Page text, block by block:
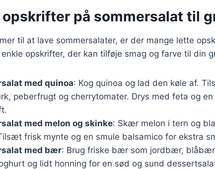
på sommersalat til
til at lave sommersalater, er der mange lette
opskrifter, der kan tilføje smag og farve til din
med quinoa: Kog quinoa og lad den køle af.
peberfrugt og cherrytomater. Drys med feta og
med melon og skinke: Skær melon i tern og
frisk mynte og en smule balsamico for ekstra
med bær: Brug friske bær som jordbær,
og lidt honning for en sød og sund